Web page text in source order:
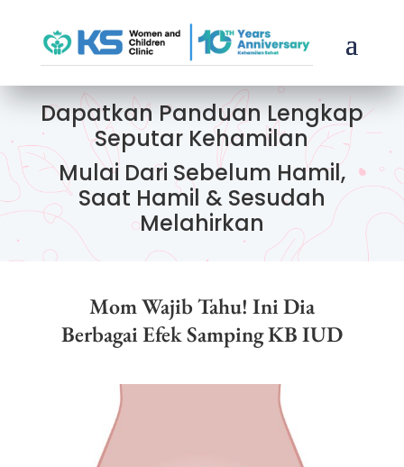
Dapatkan Panduan Lengkap
Seputar Kehamilan
Mulai Dari Sebelum Hamil,
Saat Hamil & Sesudah
Melahirkan
Mom Wajib Tahu! Ini Dia
Berbagai Efek Samping KB IUD